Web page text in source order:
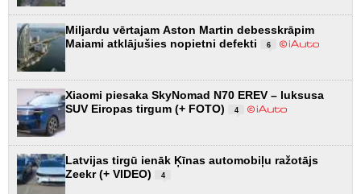
Miljardu vērtajam Aston Martin debesskrāpim
Maiami atklājušies nopietni defekti
6
Xiaomi piesaka SkyNomad N70 EREV – luksusa
SUV Eiropas tirgum (+ FOTO)
4
Latvijas tirgū ienāk Ķīnas automobiļu ražotājs
Zeekr (+ VIDEO)
4